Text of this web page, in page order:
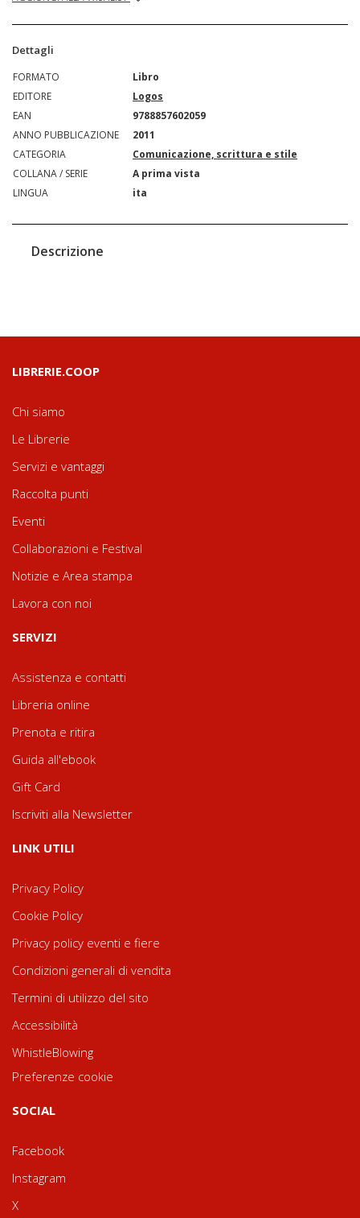
Dettagli
FORMATO
Libro
EDITORE
Logos
EAN
9788857602059
ANNO PUBBLICAZIONE
2011
CATEGORIA
Comunicazione, scrittura e stile
COLLANA / SERIE
A prima vista
LINGUA
ita
Descrizione
LIBRERIE.COOP
Chi siamo
Le Librerie
Servizi e vantaggi
Raccolta punti
Eventi
Collaborazioni e Festival
Notizie e Area stampa
Lavora con noi
SERVIZI
Assistenza e contatti
Libreria online
Prenota e ritira
Guida all'ebook
Gift Card
Iscriviti alla Newsletter
LINK UTILI
Privacy Policy
Cookie Policy
Privacy policy eventi e fiere
Condizioni generali di vendita
Termini di utilizzo del sito
Accessibilità
WhistleBlowing
Preferenze cookie
SOCIAL
Facebook
Instagram
X